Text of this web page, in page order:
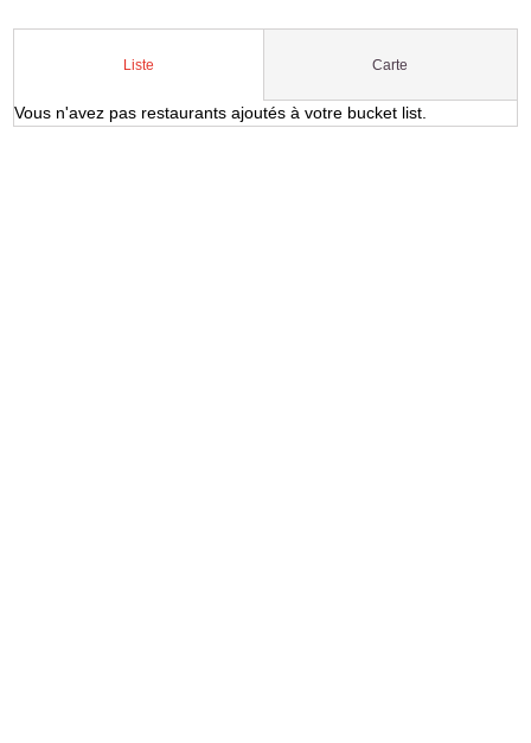
Liste Carte
Vous n'avez pas restaurants ajoutés à votre bucket list.